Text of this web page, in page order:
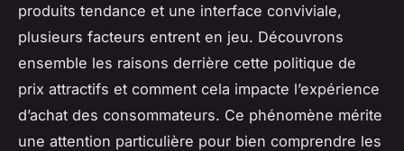
produits tendance et une interface conviviale,
plusieurs facteurs entrent en jeu. Découvrons
ensemble les raisons derrière cette politique de
prix attractifs et comment cela impacte l’expérience
d’achat des consommateurs. Ce phénomène mérite
une attention particulière pour bien comprendre les